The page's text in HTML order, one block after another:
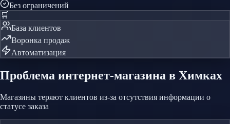
Без ограничений
🛒
База клиентов
Воронка продаж
Автоматизация
Проблема интернет-магазина в Химках
Магазины теряют клиентов из-за отсутствия информации о
статусе заказа